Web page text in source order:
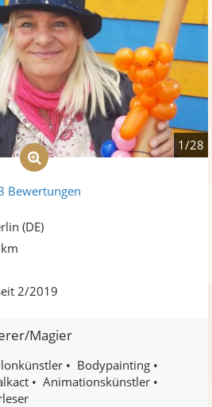
1/28
Bewertungen
(DE)
2/2019
Magier
Bodypainting
Animationskünstler